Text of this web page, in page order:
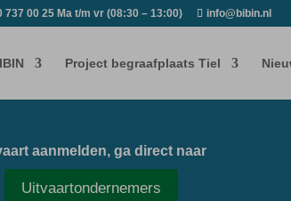
737 00 25 Ma t/m vr (08:30 – 13:00) info@bibin.nl
Project begraafplaats Tiel
aanmelden, ga direct naar
Uitvaartondernemers